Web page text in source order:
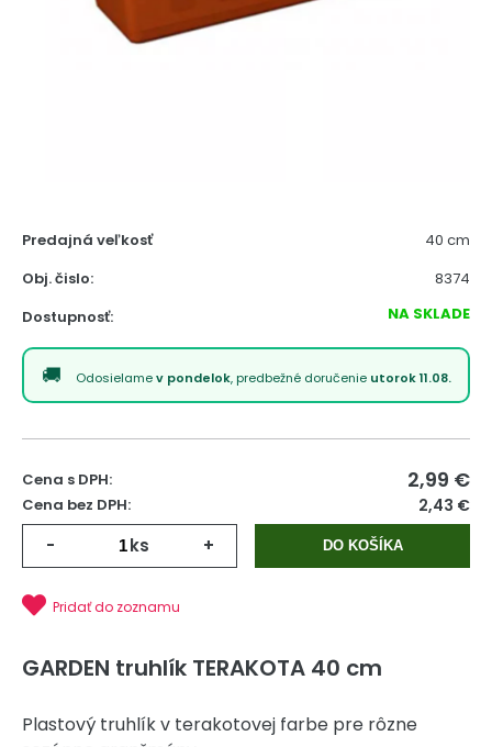
Predajná veľkosť
40 cm
Obj. čislo:
8374
Dostupnosť:
NA SKLADE
Odosielamev pondelok, predbežné doručenie utorok 11.08.
Cena s DPH: 2,99 €
Cena bez DPH: 2,43 €
- ks + DO KOŠÍKA
Pridať do zoznamu
GARDEN truhlík TERAKOTA 40 cm
Plastový truhlík v terakotovej farbe pre rôzne